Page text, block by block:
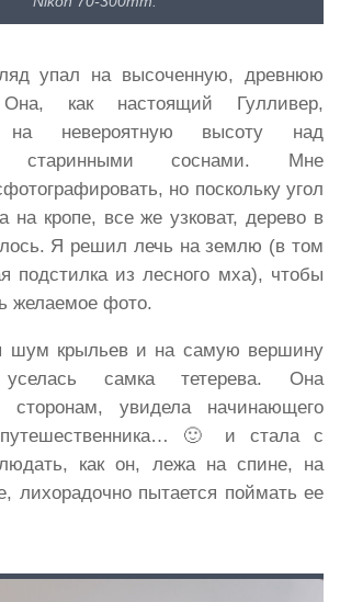
упал на высоченную, древнюю
Она, как настоящий Гулливер,
на невероятную высоту над
старинными соснами. Мне
но поскольку угол
на кропе, все же узковат, дерево в
Я решил лечь на землю (в том
подстилка из лесного мха), чтобы
желаемое фото.
шум крыльев и на самую вершину
уселась самка тетерева. Она
сторонам, увидела начинающего
🙂 и стала с
как он, лежа на спине, на
лихорадочно пытается поймать ее